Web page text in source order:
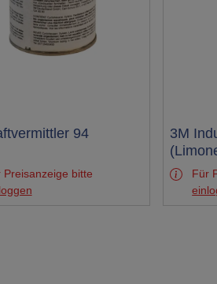
94
Preisanzeige bitte
Test
3M
Für